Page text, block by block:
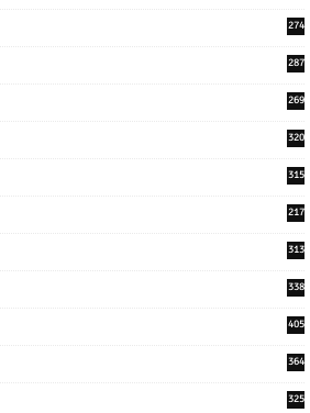
274
287
269
320
315
217
313
338
405
364
325